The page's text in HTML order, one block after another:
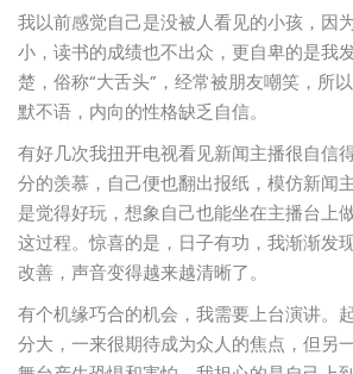
我以前感觉自己是没被人看见的小孩，因
小，读书的成绩也不出众，更自卑的是我
楚，俗称“大舌头”，经常被朋友嘲笑，所
默不语，内向的性格缺乏自信。
有好几次我扭开电视看见新闻主播很自信
分的羡慕，自己便也翻出报纸，模仿新闻
是觉得好玩，想象自己也能坐在主播台上
这过程。惊喜的是，日子有功，我渐渐发
改善，声音变得越来越清晰了。
有个机缘巧合的机会，我需要上台演讲。
分大，一来很期待成为众人的焦点，但另